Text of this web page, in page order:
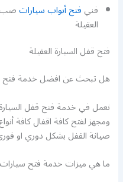
فنيفتح أبواب سياراتصب
العقيلة
فتح قفل السيارة العقيلة
هل تبحث عن افضل خدمة فتح
نعمل في خدمة فتح قفل
ومجهز لفتح كافة اقفال كافة
صيانة القفل بشكل دوري او
ما هي ميزات خدمة فتح سيارات